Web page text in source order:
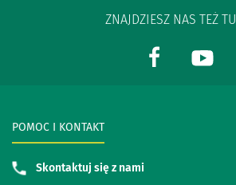
ZNAJDZIESZ NAS TEŻ
POMOC I KONTAKT
Skontaktuj się z nami